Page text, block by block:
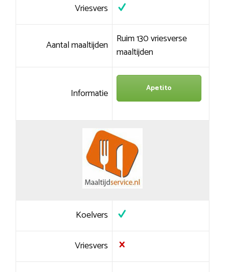
Vriesvers
Aantal maaltijden Ruim 130 vriesverse
maaltijden
Informatie Apetito
Koelvers
Vriesvers